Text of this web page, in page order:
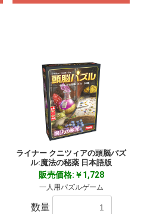
ライナー クニツィアの頭脳パズ
ル:魔法の秘薬 日本語版
販売価格:￥1,728
一人用パズルゲーム
数量